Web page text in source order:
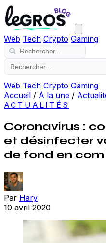
Web Tech Crypto Gaming
Web Tech Crypto Gaming
Accueil / À la une /
ACTUALITÉS
Coronavirus :
et désinfecter
de fond en
Par Hary
10 avril 2020